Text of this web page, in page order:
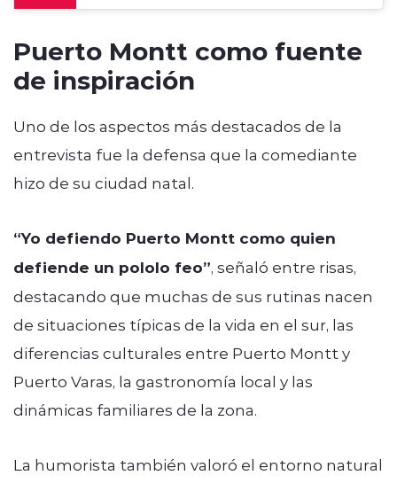
Puerto Montt como fuente
de inspiración
Uno de los aspectos más destacados de la
entrevista fue la defensa que la comediante
hizo de su ciudad natal.
“Yo defiendo Puerto Montt como quien
defiende un pololo feo”, señaló entre risas,
destacando que muchas de sus rutinas nacen
de situaciones típicas de la vida en el sur, las
diferencias culturales entre Puerto Montt y
Puerto Varas, la gastronomía local y las
dinámicas familiares de la zona.
La humorista también valoró el entorno natural